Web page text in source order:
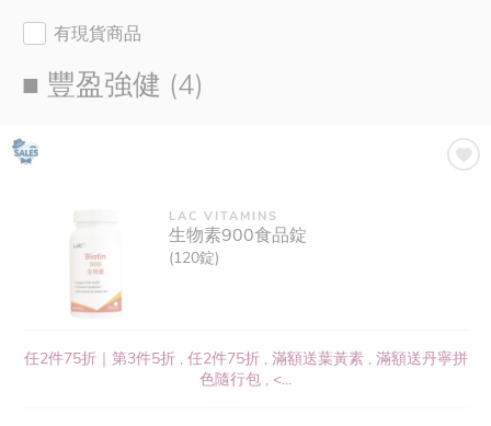
有現貨商品
■ 豐盈強健 (4)
LAC VITAMINS
生物素900食品錠
(120錠)
任2件75折｜第3件5折 , 任2件75折 , 滿額送葉黃素 , 滿額送丹寧拼
色隨行包 , <...